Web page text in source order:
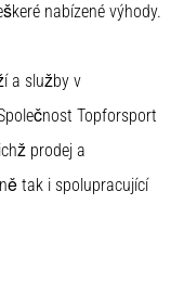
nabízené výhody.
a služby v
Topforsport
prodej a
tak i spolupracující